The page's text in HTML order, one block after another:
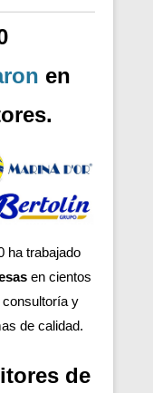
en
ha trabajado
en cientos
y
de calidad.
de